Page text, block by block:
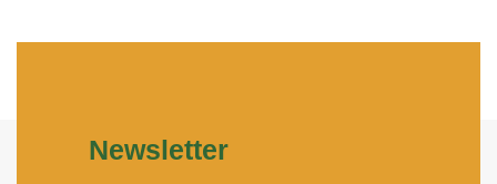
Newsletter